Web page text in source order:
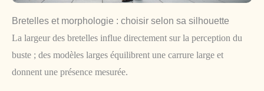
Bretelles et morphologie : choisir selon sa silhouette
La largeur des bretelles influe directement sur la perception du
buste ; des modèles larges équilibrent une carrure large et
donnent une présence mesurée.